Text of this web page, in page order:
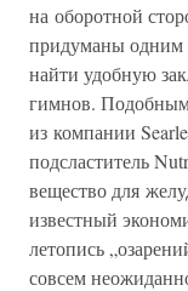
на оборотной
придуманы одним
найти удобную
гимнов. Подобным
из компании
подсластитель
вещество для
известный
летопись
совсем